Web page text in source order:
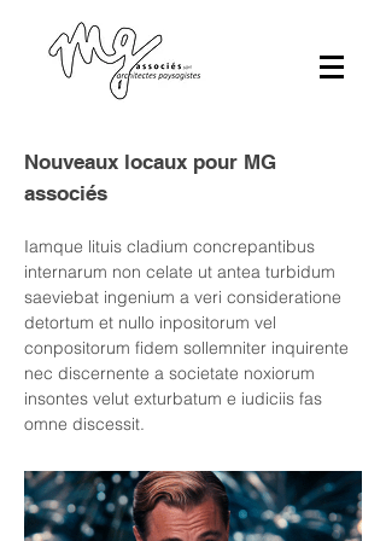
Nouveaux locaux pour MG
associés
Iamque lituis cladium concrepantibus
internarum non celate ut antea turbidum
saeviebat ingenium a veri consideratione
detortum et nullo inpositorum vel
conpositorum fidem sollemniter inquirente
nec discernente a societate noxiorum
insontes velut exturbatum e iudiciis fas
omne discessit.